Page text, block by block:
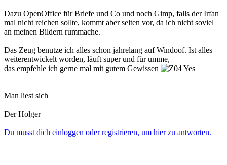
Dazu OpenOffice für Briefe und Co und noch Gimp, falls der Irfan
mal nicht reichen sollte, kommt aber selten vor, da ich nicht soviel
an meinen Bildern rummache.
Das Zeug benutze ich alles schon jahrelang auf Windoof. Ist alles
weiterentwickelt worden, läuft super und für umme,
das empfehle ich gerne mal mit gutem Gewissen
Man liest sich
Der Holger
Du musst dich einloggen oder registrieren, um hier zu antworten.